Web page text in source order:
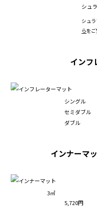
シュ
シュ
らをご
インフ
シングル
セミダブル
ダブル
インナーマ
3㎡
5,720円